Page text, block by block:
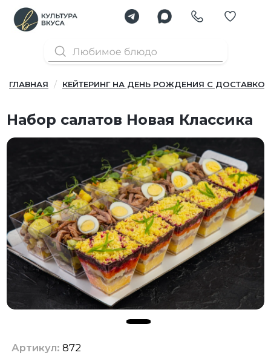
ГЛАВНАЯ КЕЙТЕРИНГ НА ДЕНЬ РОЖДЕНИЯ С ДОСТАВКОЙ
Набор салатов Новая Классика
Артикул: 872